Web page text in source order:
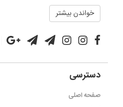
خواندن بیشتر
دسترسی
صفحه اصلی